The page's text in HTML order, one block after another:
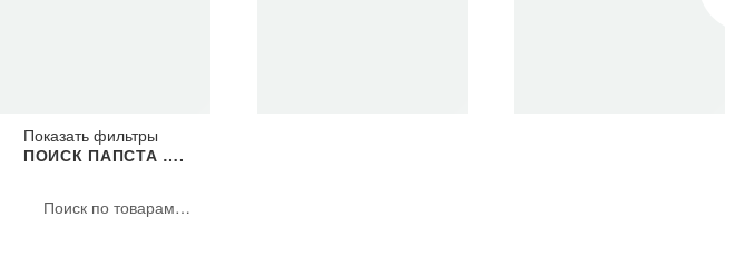
МОТОРЫ ВЕНТИЛЯТОРОВ
35 товары
Показать фильтры
ПОИСК ПАПСТА ….